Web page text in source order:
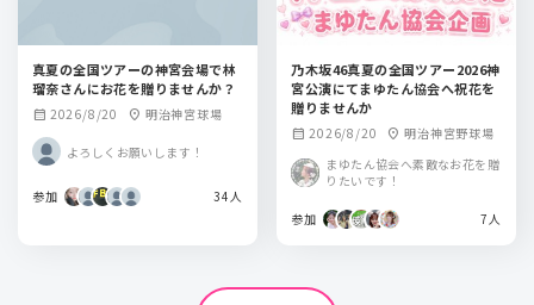
真夏の全国ツアーの神宮会場で林
瑠奈さんにお花を贈りませんか？
calendar_month 2026/8/20 location_on 明治神宮球場
よろしくお願いします！
参加 34人
乃木坂46真夏の全国ツアー2026神
宮公演にてまゆたん協会へ祝花を
贈りませんか
calendar_month 2026/8/20 location_on 明治神宮野球場
まゆたん協会へ素敵なお花を贈
りたいです！
参加 7人